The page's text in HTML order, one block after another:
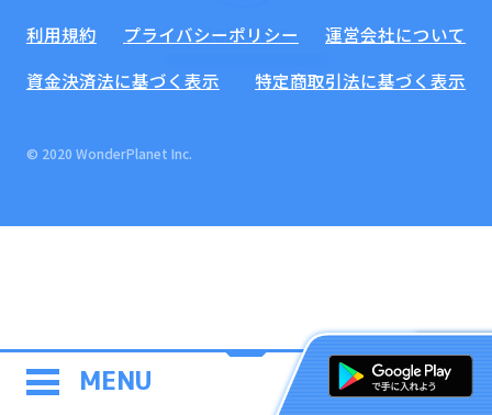
COMPLETE
MENU
利用規約 プライバシーポリシー
運営会社について
資金決済法に基づく表示
特定商取引法に基づく表示
© 2020 WonderPlanet Inc.